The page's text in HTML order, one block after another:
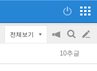
전체보기
공
지
on/off
검
색
글
쓰
10추글